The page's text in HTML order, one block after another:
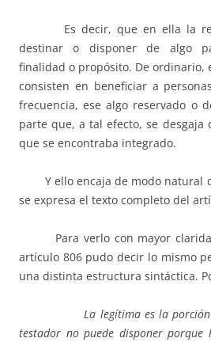
Es decir, que en ella la
destinar o disponer de algo
finalidad o propósito. De ordinario,
consisten en beneficiar a
frecuencia, ese algo reservado o
parte que, a tal efecto, se desgaja
que se encontraba integrado.
Y ello encaja de modo natural
se expresa el texto completo del
Para verlo con mayor
artículo 806 pudo decir lo mismo
una distinta estructura sintáctica.
La legítima es la porción de
testador no puede disponer